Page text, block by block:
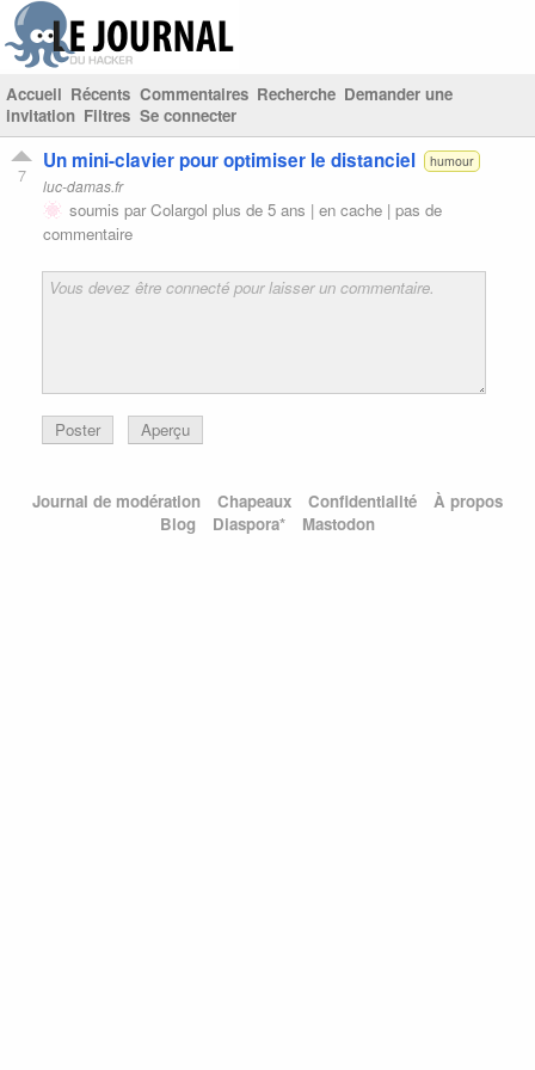
Accueil Récents Commentaires Recherche Demander une
invitation Filtres Se connecter
7
Un mini-clavier pour optimiser le distanciel humour
luc-damas.fr
soumis parColargol plus de 5 ans | en cache | pas de
commentaire
Poster Aperçu
Journal de modération Chapeaux Confidentialité
À propos
Blog
Diaspora* Mastodon